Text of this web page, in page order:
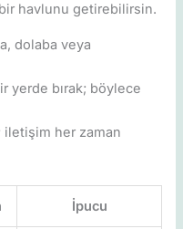
havlunu getirebilirsin.
dolaba veya
yerde bırak; böylece
her zaman
İpucu